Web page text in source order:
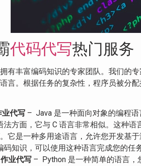
代码代写热门服务
有丰富编码知识的专家团队。我们的
言。根据任务的复杂性，程序员被分
业代写 – Java 是一种面向对象的编程
法方面，它与 C 语言非常相似。这种
它是一种多用途语言，允许您开发基
码知识，可以使用这种语言完成您的任
作业代写 – Python 是一种简单的语言，